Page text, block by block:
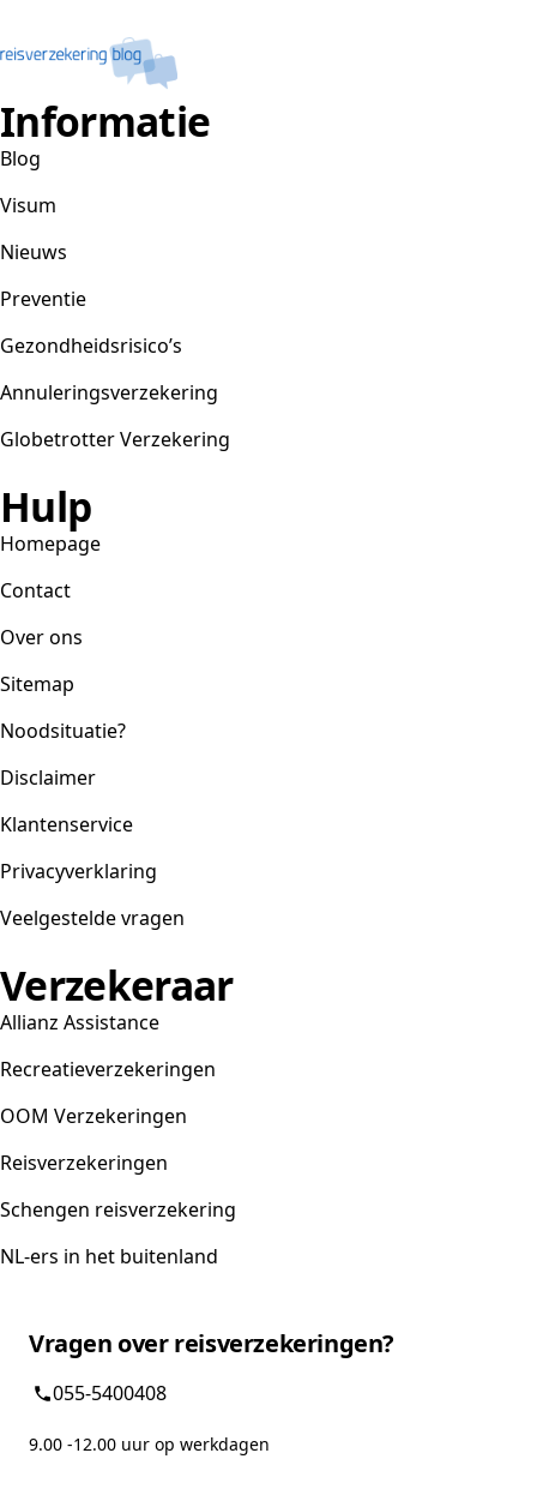
Informatie
Blog
Visum
Nieuws
Preventie
Gezondheidsrisico’s
Annuleringsverzekering
Globetrotter Verzekering
Hulp
Homepage
Contact
Over ons
Sitemap
Noodsituatie?
Disclaimer
Klantenservice
Privacyverklaring
Veelgestelde vragen
Verzekeraar
Allianz Assistance
Recreatieverzekeringen
OOM Verzekeringen
Reisverzekeringen
Schengen reisverzekering
NL-ers in het buitenland
Vragen over reisverzekeringen?
055-5400408
9.00 -12.00 uur op werkdagen